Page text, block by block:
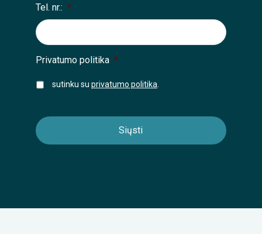
Tel. nr.: *
Privatumo politika *
sutinku su privatumo politika